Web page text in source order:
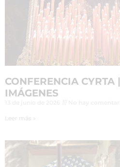
CONFERENCIA CYRTA
IMÁGENES
Leer más »